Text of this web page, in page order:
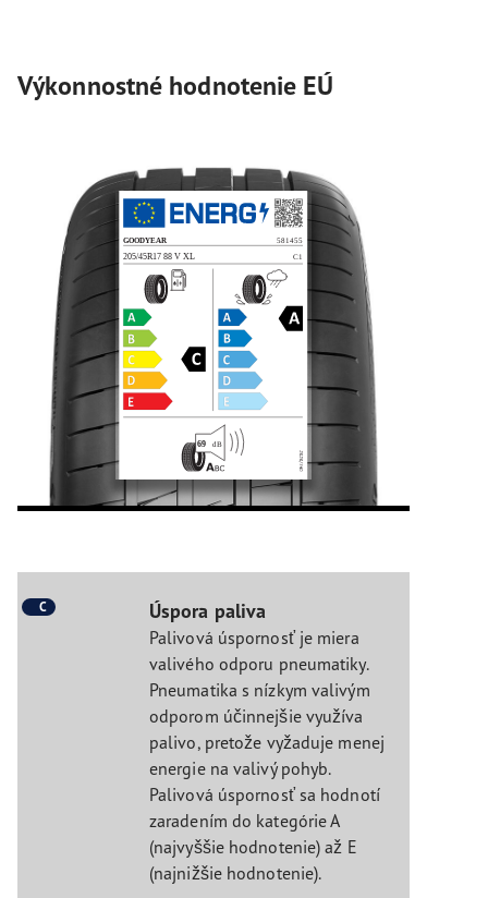
Výkonnostné hodnotenie EÚ
C Úspora paliva
Palivová úspornosť je miera
valivého odporu pneumatiky.
Pneumatika s nízkym valivým
odporom účinnejšie využíva
palivo, pretože vyžaduje menej
energie na valivý pohyb.
Palivová úspornosť sa hodnotí
zaradením do kategórie A
(najvyššie hodnotenie) až E
(najnižšie hodnotenie).